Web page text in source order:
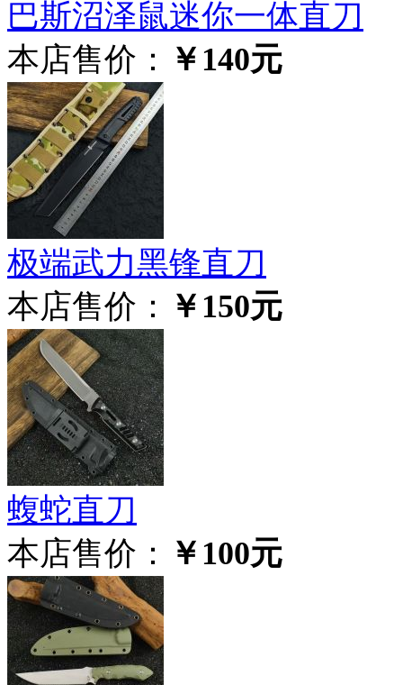
巴斯沼泽鼠迷你一体直刀
本店售价： ￥140元
极‮武端‬力黑锋直刀
本店售价： ￥150元
蝮蛇直刀
本店售价： ￥100元